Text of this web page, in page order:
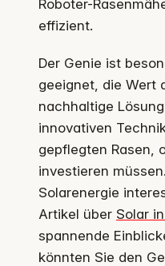
Roboter-
effizient.
Der Genie ist
geeignet, die Wert
nachhaltige
innovativen
gepflegten Rasen,
investieren
Solarenergie
Artikel über Solar
spannende
könnten Sie den